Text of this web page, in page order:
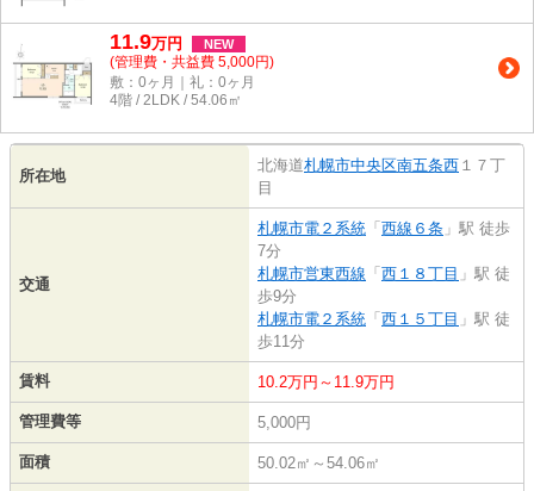
11.9万円 NEW
(管理費・共益費 5,000円)
敷：0ヶ月｜礼：0ヶ月
4階 / 2LDK / 54.06㎡
所在地
北海道札幌市中央区南五条西 １７丁
目
交通
札幌市電２系統 「西線６条 」駅 徒歩
7分
札幌市営東西線 「西１８丁目 」駅 徒
歩9分
札幌市電２系統 「西１５丁目 」駅 徒
歩11分
賃料 10.2万円～11.9万円
管理費等 5,000円
面積 50.02㎡～54.06㎡